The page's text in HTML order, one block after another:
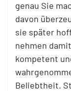
genau Sie
davon
sie später
nehmen
kompetent
Beliebtheit.